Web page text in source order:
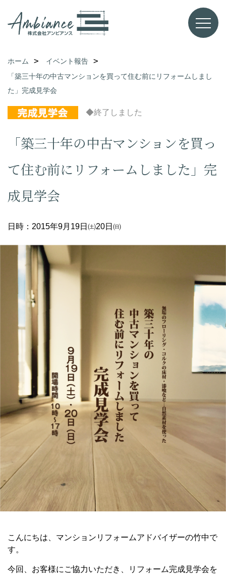
ホーム
イベント報告
「築三十年の中古マンションを買って住む前にリフォームしまし
た」完成見学会
◆終了しました
「築三十年の中古マンションを買っ
て住む前にリフォームしました」完
成見学会
日時：2015年9月19日㈯20日㈰
こんにちは、マンションリフォームアドバイザーの竹中で
す。
今回、お客様にご協力いただき、
リフォーム完成見学会を